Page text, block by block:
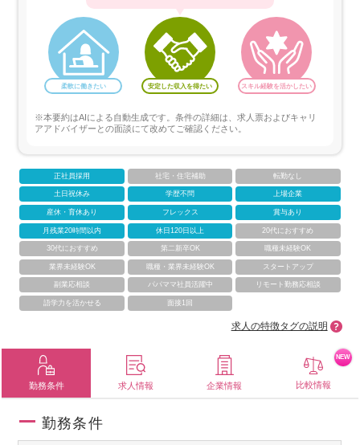
柔軟に働きたい 安定した収入を得たい スキル経験を活かしたい
※本要約はAIによる自動生成です。条件の詳細は、求人票およびキャリ
アアドバイザーとの面談にて改めてご確認ください。
正社員採用 社宅・住宅補助 転勤なし
土日祝休み 学歴不問 上場企業
産休・育休あり フレックス 賞与あり
月残業20時間以内 休日120日以上 20代におすすめ
30代におすすめ 第二新卒OK 職種未経験OK
業界未経験OK 職種・業界未経験OK スタートアップ
副業応相談 パパママ社員活躍中 リモート勤務応相談
語学力を活かせる 面接1回
求人の特徴タグの説明
勤務条件 求人情報 企業情報 比較情報
NEW
勤務条件